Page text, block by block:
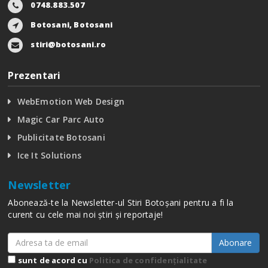
0748.883.507
Botosani, Botosani
stiri@botosani.ro
Prezentari
WebEmotion Web Design
Magic Car Parc Auto
Publicitate Botosani
Ice It Solutions
Newsletter
Abonează-te la Newsletter-ul Stiri Botoșani pentru a fi la
curent cu cele mai noi știri și reportaje!
Abonare
sunt de acord cu Politica de confidențialitate